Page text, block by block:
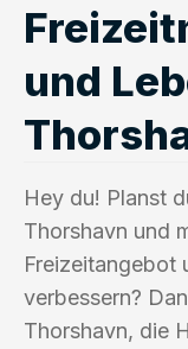
und
Hey du! Planst
Thorshavn und
Freizeitangebot
verbessern?
Thorshavn, die